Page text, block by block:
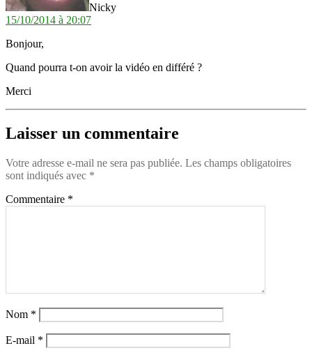
Nicky
15/10/2014 à 20:07
Bonjour,
Quand pourra t-on avoir la vidéo en différé ?
Merci
Laisser un commentaire
Votre adresse e-mail ne sera pas publiée. Les champs obligatoires
sont indiqués avec *
Commentaire *
Nom *
E-mail *